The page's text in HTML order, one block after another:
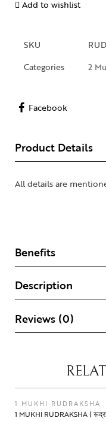
Add to wishlist
SKU
Categories
2
Facebook
Product Details
All details are
Benefits
Description
Reviews (0)
1 MUKHI RUDRAKSHA
1 MUKHI RUDRAKSHA (